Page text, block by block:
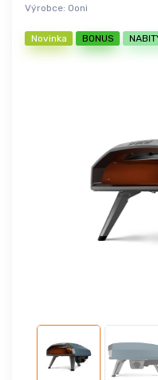
Výrobce: Ooni
Novinka BONUS